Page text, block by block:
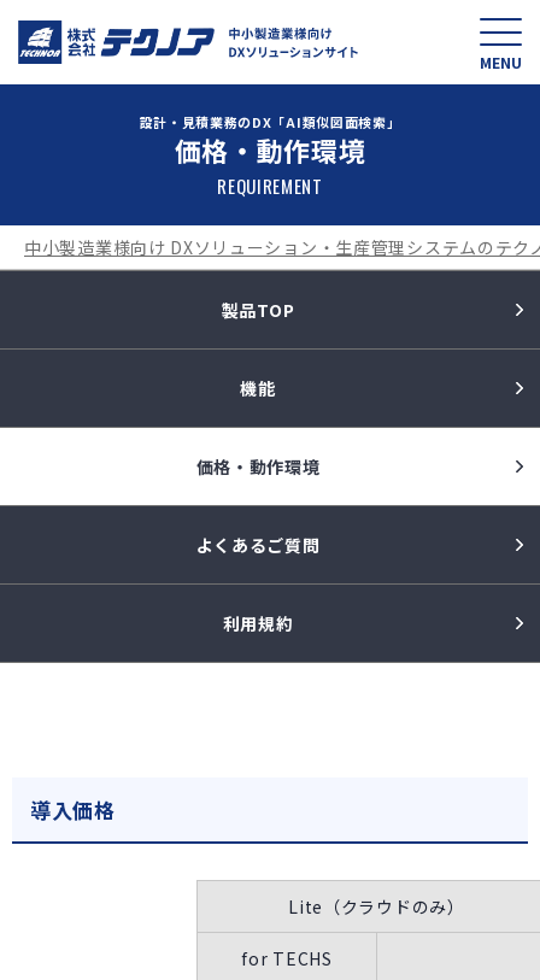
中小製造業様向け
MENU
価格・動作環境
設計・見積業務のDX「AI類似図面検索」
REQUIREMENT
中小製造業様向け DXソリューション・生産管理システムのテク
製品TOP
機能
価格・動作環境
よくあるご質問
利用規約
導入価格
Lite（クラウドのみ）
for TECHS